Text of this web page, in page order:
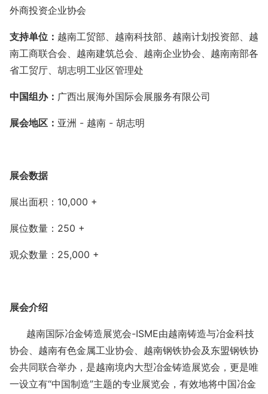
外商投资企业协会
支持单位： 越南工贸部、越南科技部、越南计划投资部、越
南工商联合会、越南建筑总会、越南企业协会、越南南部各
省工贸厅、胡志明工业区管理处
中国组办： 广西出展海外国际会展服务有限公司
展会地区 ： 亚洲 - 越南 - 胡志明
展会数据
展出面积： 10,000 +
展位数量： 250 +
观众数量： 25,000 +
展会介绍
越南国际冶金铸造展览会-ISME由越南铸造与冶金科技
协会、越南有色金属工业协会、越南钢铁协会及东盟钢铁协
会共同联合举办，是越南境内大型冶金铸造展览会，更是唯
一设立有“中国制造”主题的专业展览会，有效地将中国冶金